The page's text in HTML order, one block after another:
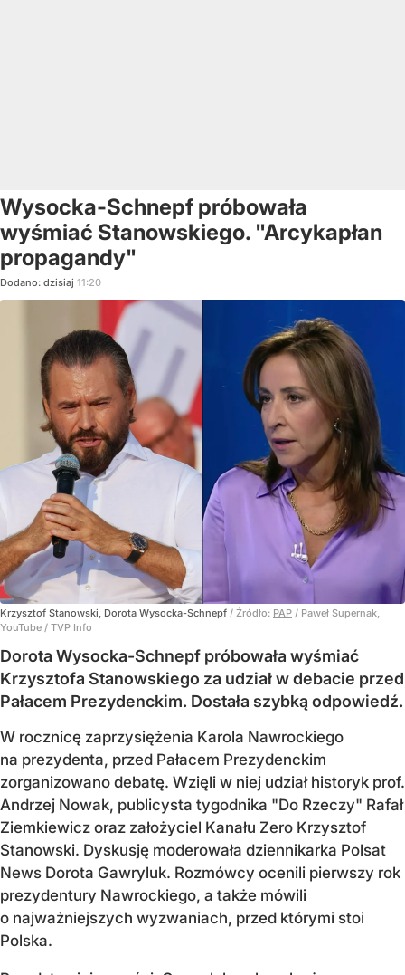
Wysocka-Schnepf próbowała
wyśmiać Stanowskiego. "Arcykapłan
propagandy"
Dodano: dzisiaj 11:20
Krzysztof Stanowski, Dorota Wysocka-Schnepf / Źródło: PAP / Paweł Supernak,
YouTube / TVP Info
Dorota Wysocka-Schnepf próbowała wyśmiać
Krzysztofa Stanowskiego za udział w debacie przed
Pałacem Prezydenckim. Dostała szybką odpowiedź.
W rocznicę zaprzysiężenia Karola Nawrockiego
na prezydenta, przed Pałacem Prezydenckim
zorganizowano debatę. Wzięli w niej udział historyk prof.
Andrzej Nowak, publicysta tygodnika "Do Rzeczy" Rafał
Ziemkiewicz oraz założyciel Kanału Zero Krzysztof
Stanowski. Dyskusję moderowała dziennikarka Polsat
News Dorota Gawryluk. Rozmówcy ocenili pierwszy rok
prezydentury Nawrockiego, a także mówili
o najważniejszych wyzwaniach, przed którymi stoi
Polska.